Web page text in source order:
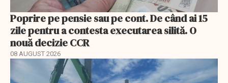
Poprire pe pensie sau pe cont. De când ai 15
zile pentru a contesta executarea silită. O
nouă decizie CCR
08 AUGUST 2026